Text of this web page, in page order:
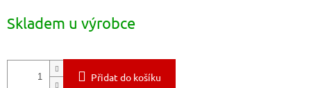
cena:
Skladem u výrobce
Přidat do košíku